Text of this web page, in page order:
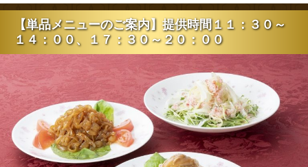
【単品メニューのご案内】提供時間１１：３０～
１４：００、１７：３０～２０：００